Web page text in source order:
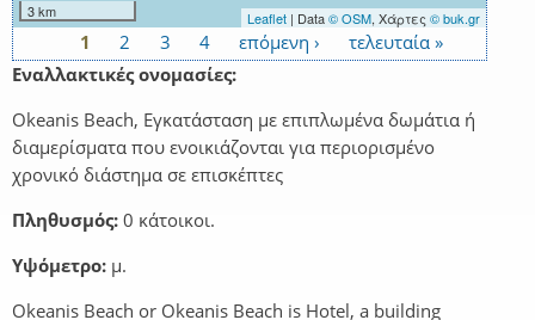
3 km Leaflet | Data© OSM, Χάρτες © buk.gr
Σελίδες
1 2 3 4 επόμενη ›
τελευταία »
Εναλλακτικές ονομασίες:
Okeanis Beach, Εγκατάσταση με επιπλωμένα δωμάτια ή
διαμερίσματα που ενοικιάζονται για περιορισμένο
χρονικό διάστημα σε επισκέπτες
Πληθυσμός: 0 κάτοικοι.
Υψόμετρο: μ.
Okeanis Beach or Okeanis Beach is Hotel, a building